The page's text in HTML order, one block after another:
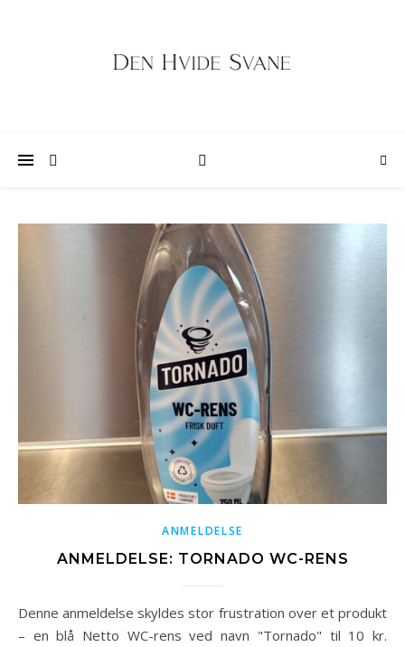
ANMELDELSE
ANMELDELSE: TORNADO WC-RENS
Denne anmeldelse skyldes stor frustration over et produkt
– en blå Netto WC-rens ved navn "Tornado" til 10 kr.